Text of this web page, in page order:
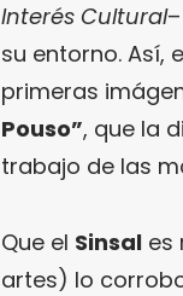
Interés Cultural
su entorno. Así,
primeras
Pouso”, que la
trabajo de las
Que el Sinsal es
artes) lo